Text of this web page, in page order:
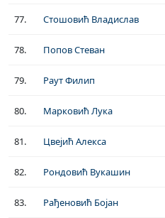
77. Стошовић Владислав
78. Попов Стеван
79. Раут Филип
80. Марковић Лука
81. Цвејић Алекса
82. Рондовић Вукашин
83. Рађеновић Бојан